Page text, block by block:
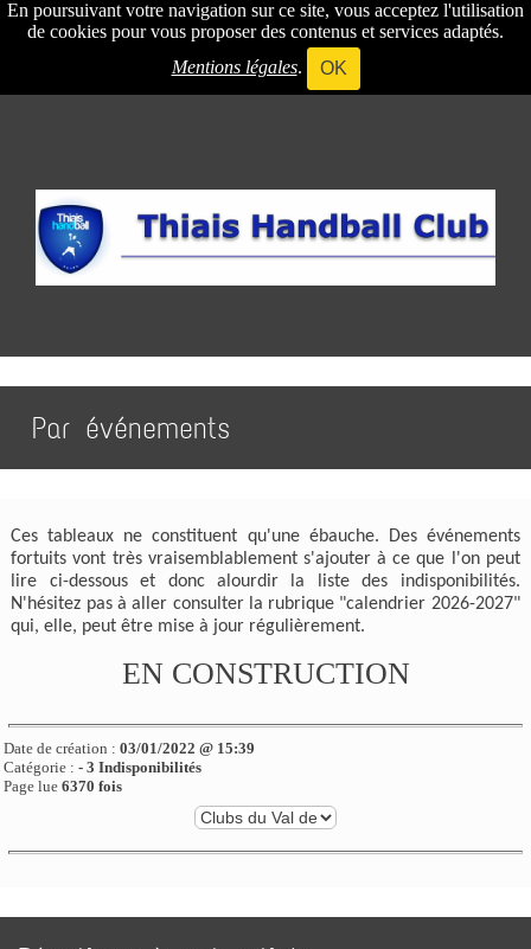
En poursuivant votre navigation sur ce site, vous acceptez l'utilisation
de cookies pour vous proposer des contenus et services adaptés.
Mentions légales. OK
Par événements
Ces tableaux ne constituent qu'une ébauche. Des événements
fortuits vont très vraisemblablement s'ajouter à ce que l'on peut
lire ci-dessous et donc alourdir la liste des indisponibilités.
N'hésitez pas à aller consulter la rubrique "calendrier 2026-2027"
qui, elle, peut être mise à jour régulièrement.
EN CONSTRUCTION
Date de création :03/01/2022 @ 15:39
Catégorie :- 3 Indisponibilités
Page lue6370 fois